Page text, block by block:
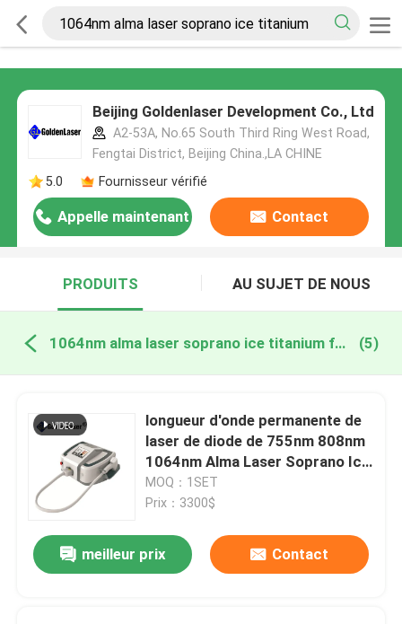
Beijing Goldenlaser Development Co., Ltd
A2-53A, No.65 South Third Ring West Road,
Fengtai District, Beijing China.,LA CHINE
5.0
Fournisseur vérifié
Appelle maintenant Contact
PRODUITS AU SUJET DE NOUS
1064nm alma laser soprano ice titanium fabrication en ligne (5)
longueur d'onde permanente de
laser de diode de 755nm 808nm
1064nm Alma Laser Soprano Ice
Titanium
MOQ：1SET
Prix：3300$
meilleur prix Contact